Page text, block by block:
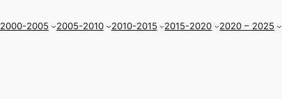
2000-2005 2005-2010 2010-2015 2015-2020 2020 – 2025